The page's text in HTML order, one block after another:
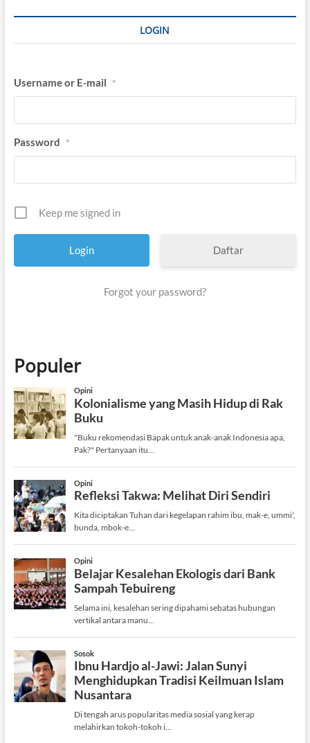
LOGIN
Username or E-mail *
Password *
Keep me signed in
Daftar
Forgot your password?
Populer